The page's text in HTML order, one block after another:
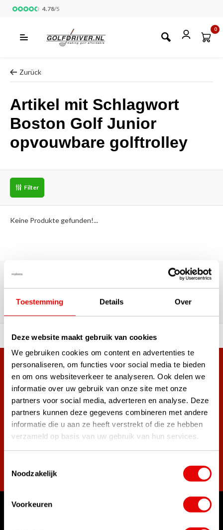
Toestemming Details Over
Deze website maakt gebruik van cookies
We gebruiken cookies om content en advertenties te
personaliseren, om functies voor social media te bieden
en om ons websiteverkeer te analyseren. Ook delen we
informatie over uw gebruik van onze site met onze
partners voor social media, adverteren en analyse. Deze
partners kunnen deze gegevens combineren met andere
informatie die u aan ze heeft verstrekt of die ze hebben
verzameld op basis van uw gebruik van hun services.
Noodzakelijk
Voorkeuren
4.78/5
0
Zurück
Artikel mit Schlagwort
Boston Golf Junior
opvouwbare golftrolley
Filter
Keine Produkte gefunden!...
Über 180.000 Kunden | Über 5.000 Bewertungen | Trusted
Shops, TrustPilot, Google
Bewertungen: Das sagen unsere
Kunden
an Top-Marken! Vor 15:00 Uhr bestellt,
Mehr als 38.000 Kunden haben sich bereits
angemeldet.
Melde dich für den Newsletter an und verpasse nie wieder
die besten Golfangebote!